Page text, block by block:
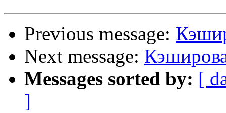
Previous message:
Next message:
Messages sorted by: [
]